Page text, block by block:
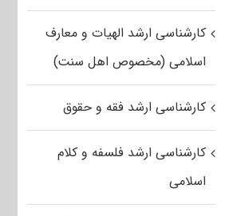
کارشناسی ارشد الهیات و معارف
اسلامی (مخصوص اهل سنت)
کارشناسی ارشد فقه و حقوق
کارشناسی ارشد فلسفه و کلام
اسلامی